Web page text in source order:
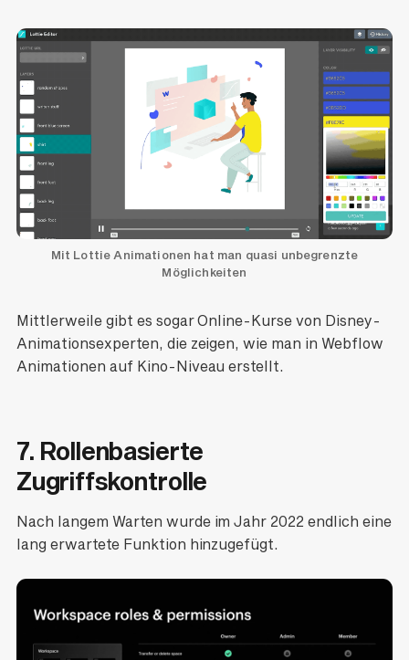
Mit Lottie Animationen hat man quasi unbegrenzte
Möglichkeiten
Mittlerweile gibt es sogar Online-Kurse von Disney-
Animationsexperten, die zeigen, wie man in Webflow
Animationen auf Kino-Niveau erstellt.
7. Rollenbasierte
Zugriffskontrolle
Nach langem Warten wurde im Jahr 2022 endlich eine
lang erwartete Funktion hinzugefügt.